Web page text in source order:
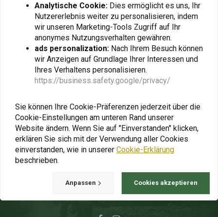
100% Barstow Goggle
Cardiff Smoke Lens
€98,96
100%
Barstow-Brille, Cardiff-
Rauchglas
€73,43 €98,95
Immer auf dem Laufenden bleiben +
5% Rabatt?
Abonnieren
Analytische Cookie: Dies ermöglicht es uns, Ihr
Nutzererlebnis weiter zu personalisieren, indem
wir unseren Marketing-Tools Zugriff auf Ihr
anonymes Nutzungsverhalten gewähren.
ads personalization: Nach Ihrem Besuch können
wir Anzeigen auf Grundlage Ihrer Interessen und
Ihres Verhaltens personalisieren.
https://business.safety.google/privacy/
Sie können Ihre Cookie-Präferenzen jederzeit über die
Cookie-Einstellungen am unteren Rand unserer
Website ändern. Wenn Sie auf "Einverstanden" klicken,
erklären Sie sich mit der Verwendung aller Cookies
einverstanden, wie in unserer Cookie-Erklärung
beschrieben.
Anpassen Cookies akzeptieren